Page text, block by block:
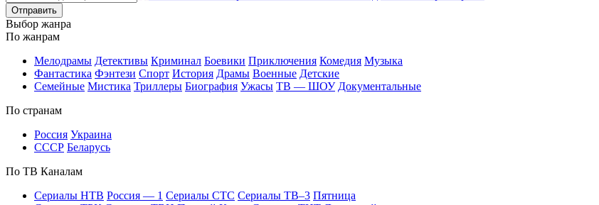
Отправить
Вы­бор жан­ра
По жан­рам
Ме­ло­дра­мы Де­тек­ти­вы Кри­ми­нал Бое­ви­ки При­клю­че­ния Ко­ме­дия Му­зы­ка
Фан­та­сти­ка Фэн­те­зи Спорт Ис­то­рия Дра­мы Во­ен­ные Дет­ские
Се­мей­ные Мис­ти­ка Трил­ле­ры Био­гра­фия Ужа­сы ТВ — ШОУ До­ку­мен­таль­ные
По стра­нам
Рос­сия Ук­раи­на
СССР Бе­ла­русь
По ТВ Ка­на­лам
Се­риа­лы НТВ Рос­сия — 1 Се­риа­лы СТС Се­риа­лы ТВ–3 Пят­ни­ца